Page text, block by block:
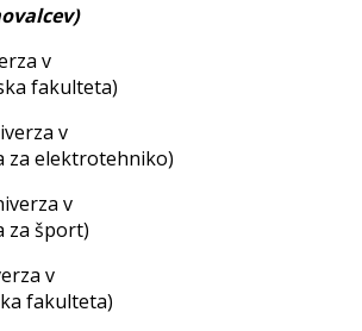
v
fakulteta)
v
za elektrotehniko)
v
za šport)
v
fakulteta)